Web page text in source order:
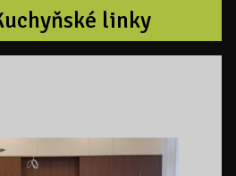
linky